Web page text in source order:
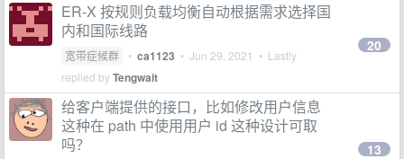
ER-X 按规则负载均衡自动根据需求选择国
内和国际线路
宽带症候群 • ca1123 • Jun 29, 2021 • Lastly
replied byTengwait
20
给客户端提供的接口，比如修改用户信息
这种在 path 中使用用户 id 这种设计可取
吗？
13